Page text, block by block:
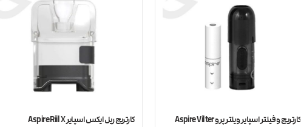
کارتریج و فیلتر اسپایر ویلتر پرو Aspire Vilter
کارتریج ریل ایکس اسپایر Aspire Riil X